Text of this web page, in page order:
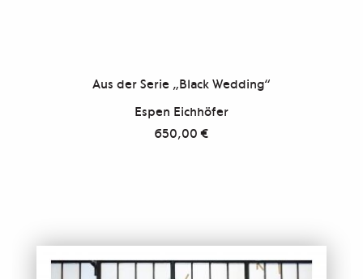
Aus der Serie „Black Wedding“
Espen Eichhöfer
650,00€